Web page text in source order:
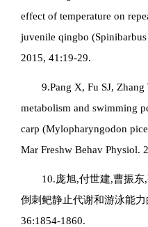
effect of temperature on
juvenile qingbo (
2015, 41:19-29.
9.Pang X, Fu SJ,
metabolism and swimming
carp (Mylopharyngodon
Mar Freshw Behav Physiol.
10.庞旭,付世建,曹振
倒刺鲃静止代谢和游泳能
36:1854-1860.